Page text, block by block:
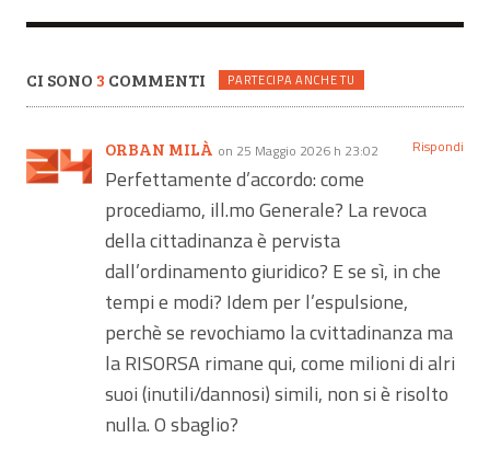
CI SONO 3 COMMENTI PARTECIPA ANCHE TU
ORBAN MILÀ on 25 Maggio 2026 h 23:02 Rispondi
Perfettamente d’accordo: come
procediamo, ill.mo Generale? La revoca
della cittadinanza è pervista
dall’ordinamento giuridico? E se sì, in che
tempi e modi? Idem per l’espulsione,
perchè se revochiamo la cvittadinanza ma
la RISORSA rimane qui, come milioni di alri
suoi (inutili/dannosi) simili, non si è risolto
nulla. O sbaglio?